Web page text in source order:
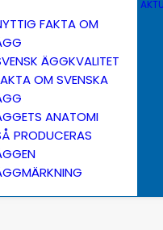
FAKTA OM
ÄGGKVALITET
OM SVENSKA
ANATOMI
PRODUCERAS